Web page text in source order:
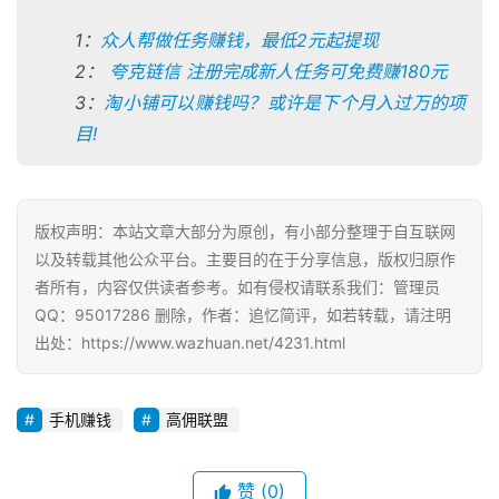
1： 众人帮做任务赚钱，最低2元起提现
2： 夸克链信 注册完成新人任务可免费赚180元
3： 淘小铺可以赚钱吗？或许是下个月入过万的项
目!
版权声明：本站文章大部分为原创，有小部分整理于自互联网
以及转载其他公众平台。主要目的在于分享信息，版权归原作
者所有，内容仅供读者参考。如有侵权请联系我们：管理员
QQ：95017286 删除，作者：追忆简评，如若转载，请注明
出处：https://www.wazhuan.net/4231.html
手机赚钱 高佣联盟
赞 (0)